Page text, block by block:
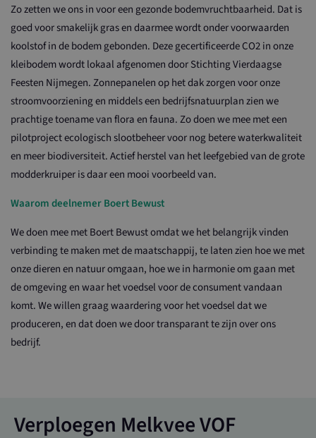
Zo zetten we ons in voor een gezonde bodemvruchtbaarheid. Dat is
goed voor smakelijk gras en daarmee wordt onder voorwaarden
koolstof in de bodem gebonden. Deze gecertificeerde CO2 in onze
kleibodem wordt lokaal afgenomen door Stichting Vierdaagse
Feesten Nijmegen. Zonnepanelen op het dak zorgen voor onze
stroomvoorziening en middels een bedrijfsnatuurplan zien we
prachtige toename van flora en fauna. Zo doen we mee met een
pilotproject ecologisch slootbeheer voor nog betere waterkwaliteit
en meer biodiversiteit. Actief herstel van het leefgebied van de grote
modderkruiper is daar een mooi voorbeeld van.
Waarom deelnemer Boert Bewust
We doen mee met Boert Bewust omdat we het belangrijk vinden
verbinding te maken met de maatschappij, te laten zien hoe we met
onze dieren en natuur omgaan, hoe we in harmonie om gaan met
de omgeving en waar het voedsel voor de consument vandaan
komt. We willen graag waardering voor het voedsel dat we
produceren, en dat doen we door transparant te zijn over ons
bedrijf.
Verploegen Melkvee VOF